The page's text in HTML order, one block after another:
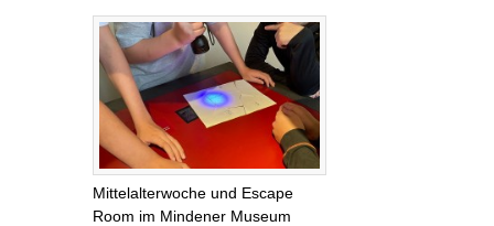
Mittelalterwoche und Escape
Room im Mindener Museum